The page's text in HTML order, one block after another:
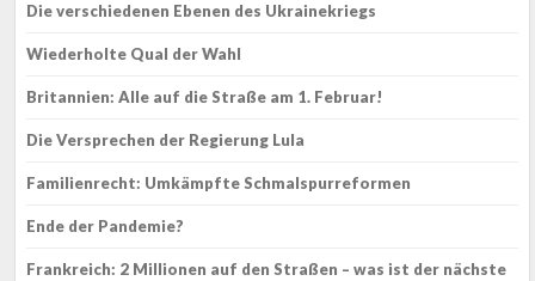
Die verschiedenen Ebenen des Ukrainekriegs
Wiederholte Qual der Wahl
Britannien: Alle auf die Straße am 1. Februar!
Die Versprechen der Regierung Lula
Familienrecht: Umkämpfte Schmalspurreformen
Ende der Pandemie?
Frankreich: 2 Millionen auf den Straßen – was ist der nächste